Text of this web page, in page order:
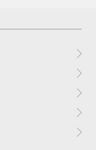
ト盤
ター
盤
テンポ